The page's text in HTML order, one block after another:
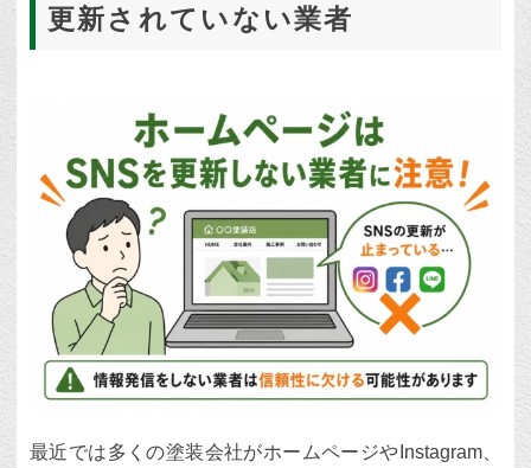
更新されていない業者
最近では多くの塗装会社がホームページやInstagram、